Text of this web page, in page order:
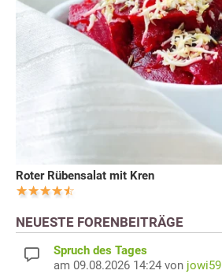
Roter Rübensalat mit Kren
NEUESTE FORENBEITRÄGE
Spruch des Tages
am 09.08.2026 14:24 von jowi59